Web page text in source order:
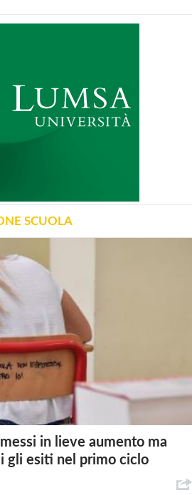
SCUOLA
in lieve aumento ma
gli esiti nel primo ciclo